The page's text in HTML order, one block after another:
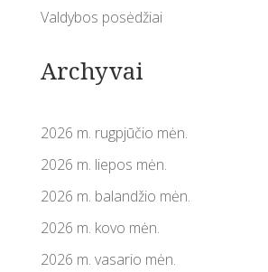
Valdybos posėdžiai
Archyvai
2026 m. rugpjūčio mėn.
2026 m. liepos mėn.
2026 m. balandžio mėn.
2026 m. kovo mėn.
2026 m. vasario mėn.